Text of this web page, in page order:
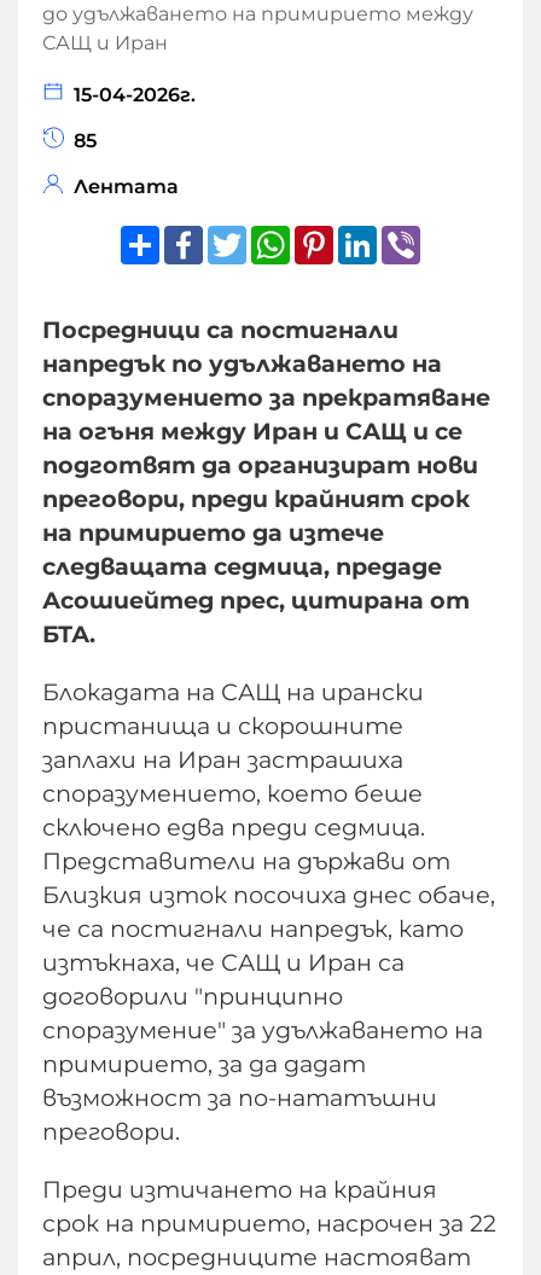
15-04-2026г.
85
Лентата
ShareFacebook
TwitterWhatsApp
Pinterest
LinkedIn
Посредници са постигнали
напредък по удължаването на
споразумението за прекратяване
на огъня между Иран и САЩ и се
подготвят да организират нови
преговори, преди крайният срок
на примирието да изтече
следващата седмица, предаде
Асошиейтед прес, цитирана от
БТА.
Блокадата на САЩ на ирански
пристанища и скорошните
заплахи на Иран застрашиха
споразумението, което беше
сключено едва преди седмица.
Представители на държави от
Близкия изток посочиха днес обаче,
че са постигнали напредък, като
изтъкнаха, че САЩ и Иран са
договорили "принципно
споразумение" за удължаването на
примирието, за да дадат
възможност за по-нататъшни
преговори.
Преди изтичането на крайния
срок на примирието, насрочен за 22
април, посредниците настояват